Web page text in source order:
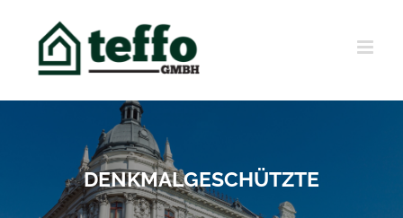
content
DENKMALGESCHÜTZTE